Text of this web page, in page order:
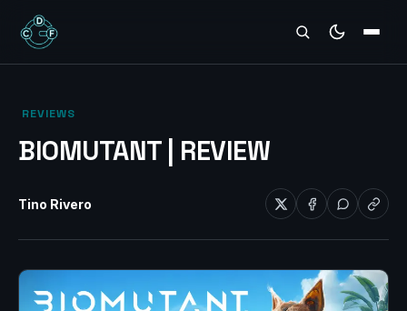
REVIEWS
‎ REVIEWS‎
BIOMUTANT | REVIEW
Tino Rivero